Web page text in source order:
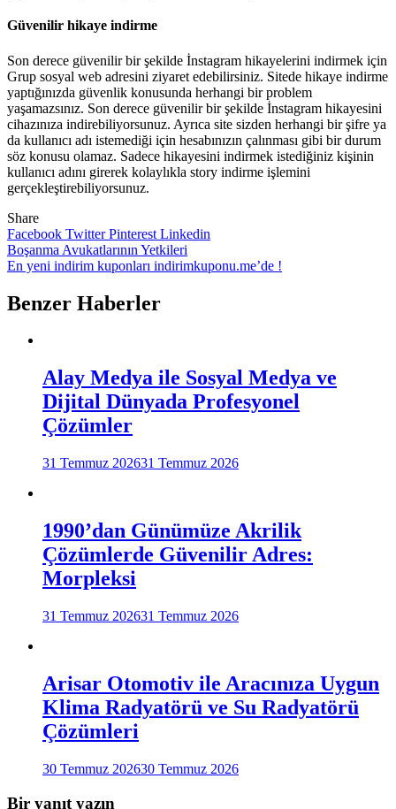
Güvenilir hikaye indirme
Son derece güvenilir bir şekilde İnstagram hikayelerini indirmek için
Grup sosyal web adresini ziyaret edebilirsiniz. Sitede hikaye indirme
yaptığınızda güvenlik konusunda herhangi bir problem
yaşamazsınız. Son derece güvenilir bir şekilde İnstagram hikayesini
cihazınıza indirebiliyorsunuz. Ayrıca site sizden herhangi bir şifre ya
da kullanıcı adı istemediği için hesabınızın çalınması gibi bir durum
söz konusu olamaz. Sadece hikayesini indirmek istediğiniz kişinin
kullanıcı adını girerek kolaylıkla story indirme işlemini
gerçekleştirebiliyorsunuz.
Share
Facebook TwitterPinterest Linkedin
Yazı
gezinmesi
Boşanma Avukatlarının Yetkileri
En yeni indirim kuponları indirimkuponu.me’de !
Benzer Haberler
Alay Medya ile Sosyal Medya ve
Dijital Dünyada Profesyonel
Çözümler
31 Temmuz 202631 Temmuz 2026
1990’dan Günümüze Akrilik
Çözümlerde Güvenilir Adres:
Morpleksi
31 Temmuz 202631 Temmuz 2026
Arisar Otomotiv ile Aracınıza Uygun
Klima Radyatörü ve Su Radyatörü
Çözümleri
30 Temmuz 202630 Temmuz 2026
Bir yanıt yazın